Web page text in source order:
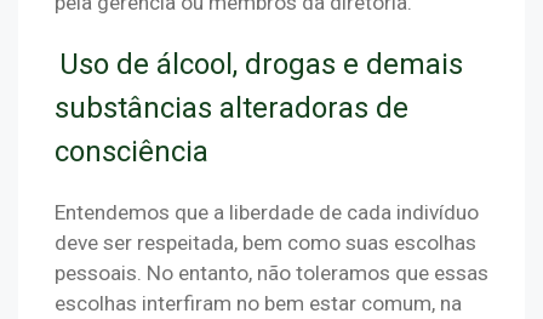
Uso de álcool, drogas e demais
substâncias alteradoras de
consciência
Entendemos que a liberdade de cada indivíduo
deve ser respeitada, bem como suas escolhas
pessoais. No entanto, não toleramos que essas
escolhas interfiram no bem estar comum, na